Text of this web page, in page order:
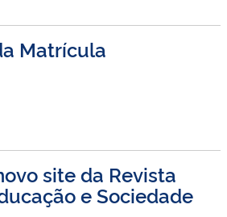
Matrícula
site da Revista
e Sociedade